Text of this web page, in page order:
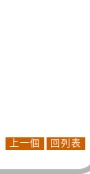
上一個 回列表